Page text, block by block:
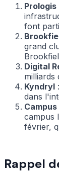
Prologis
font
grand
Digital
milliards
Kyndryl
dans
campus
février,
Rappel